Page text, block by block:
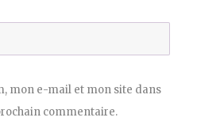
mon e-mail et mon site dans
commentaire.